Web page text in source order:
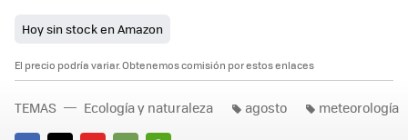
Hoy sin stock en Amazon
El precio podría variar. Obtenemos comisión por estos enlaces
TEMAS Ecología y naturaleza agosto meteorología